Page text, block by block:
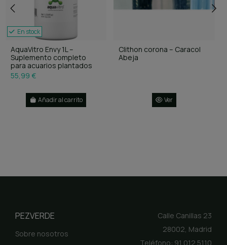
En stock
AquaVitro Envy 1L –
Suplemento completo
para acuarios plantados
55,99 €
Añadir al carrito
Clithon corona – Caracol
Abeja
Ver
PEZVERDE
Sobre nosotros
Calle Canillas 23
28002, Madrid
Teléfono: 91 012 5110